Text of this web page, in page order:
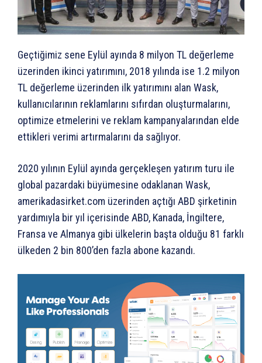
Geçtiğimiz sene Eylül ayında 8 milyon TL değerleme
üzerinden ikinci yatırımını, 2018 yılında ise 1.2 milyon
TL değerleme üzerinden ilk yatırımını alan Wask,
kullanıcılarının reklamlarını sıfırdan oluşturmalarını,
optimize etmelerini ve reklam kampanyalarından elde
ettikleri verimi artırmalarını da sağlıyor.
2020 yılının Eylül ayında gerçekleşen yatırım turu ile
global pazardaki büyümesine odaklanan Wask,
amerikadasirket.com üzerinden açtığı ABD şirketinin
yardımıyla bir yıl içerisinde ABD, Kanada, İngiltere,
Fransa ve Almanya gibi ülkelerin başta olduğu 81 farklı
ülkeden 2 bin 800’den fazla abone kazandı.